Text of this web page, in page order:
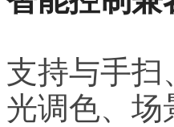
支持与手扫
光调色、场